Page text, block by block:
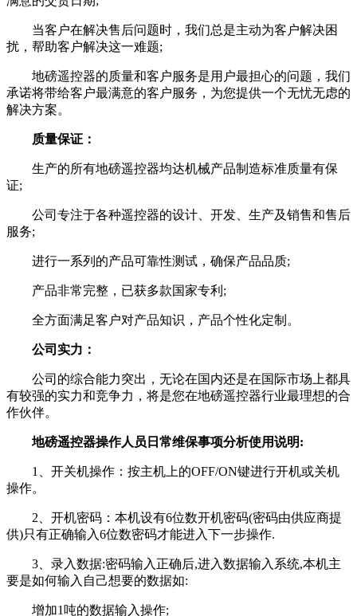
当客户在解决售后问题时，我们总是主动为客户解决困
扰，帮助客户解决这一难题;
地磅遥控器的质量和客户服务是用户最担心的问题，我们
承诺将带给客户最满意的客户服务，为您提供一个无忧无虑的
解决方案。
质量保证：
生产的所有地磅遥控器均达机械产品制造标准质量有保
证;
公司专注于各种遥控器的设计、开发、生产及销售和售后
服务;
进行一系列的产品可靠性测试，确保产品品质;
产品非常完整，已获多款国家专利;
全方面满足客户对产品知识，产品个性化定制。
公司实力：
公司的综合能力突出，无论在国内还是在国际市场上都具
有较强的实力和竞争力，将是您在地磅遥控器行业最理想的合
作伙伴。
地磅遥控器操作人员日常维保事项分析使用说明:
1、开关机操作：按主机上的OFF/ON键进行开机或关机
操作。
2、开机密码：本机设有6位数开机密码(密码由供应商提
供)只有正确输入6位数密码才能进入下一步操作.
3、录入数据:密码输入正确后,进入数据输入系统,本机主
要是如何输入自己想要的数据如:
增加1吨的数据输入操作;